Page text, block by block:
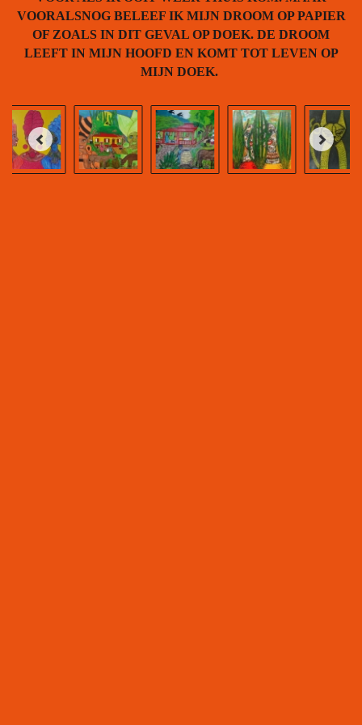
VOORALSNOG BELEEF IK MIJN DROOM OP PAPIER
OF ZOALS IN DIT GEVAL OP DOEK. DE DROOM
LEEFT IN MIJN HOOFD EN KOMT TOT LEVEN OP
MIJN DOEK.